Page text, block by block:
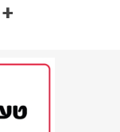
+ 400GB גלישה